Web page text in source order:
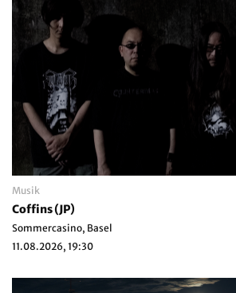
Musik
Coffins (JP)
Sommercasino, Basel
11.08.2026, 19:30